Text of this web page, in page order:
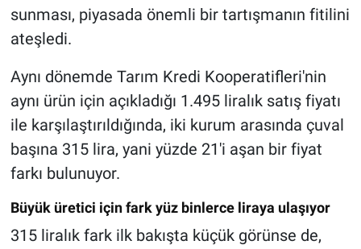
sunması, piyasada önemli bir tartışmanın fitilini
ateşledi.
Aynı dönemde Tarım Kredi Kooperatifleri'nin
aynı ürün için açıkladığı 1.495 liralık satış fiyatı
ile karşılaştırıldığında, iki kurum arasında çuval
başına 315 lira, yani yüzde 21'i aşan bir fiyat
farkı bulunuyor.
Büyük üretici için fark yüz binlerce liraya ulaşıyor
315 liralık fark ilk bakışta küçük görünse de,